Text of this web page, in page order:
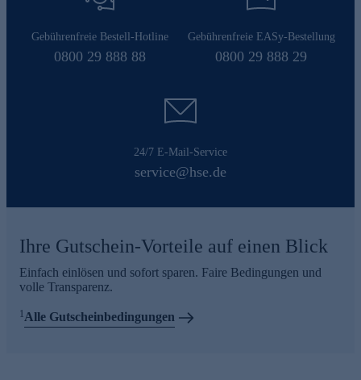
Gebührenfreie Bestell-Hotline
0800 29 888 88
Gebührenfreie EASy-Bestellung
0800 29 888 29
24/7 E-Mail-Service
service@hse.de
Ihre Gutschein-Vorteile auf einen Blick
Einfach einlösen und sofort sparen. Faire Bedingungen und
volle Transparenz.
1Alle Gutscheinbedingungen